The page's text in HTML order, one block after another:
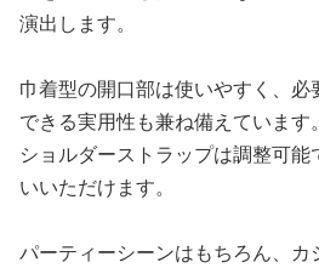
演出します。
巾着型の開口部は使いやすく、
できる実用性も兼ね備えています。
ショルダーストラップは調整可
いいただけます。
パーティーシーンはもちろん、カ